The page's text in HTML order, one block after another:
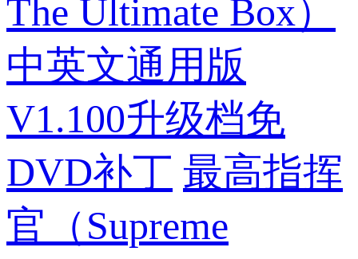
The Ultimate Box）
中英文通用版
V1.100升级档免
DVD补丁 最高指挥
官（Supreme